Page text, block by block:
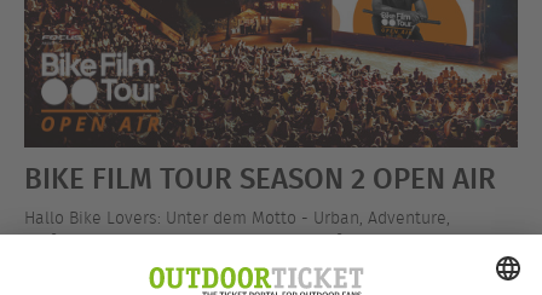
BIKE FILM TOUR SEASON 2 OPEN AIR
Hallo Bike Lovers: Unter dem Motto - Urban, Adventure,
Performance - ist die BIKE FILM TOUR auf Open Air Tour! Jetzt